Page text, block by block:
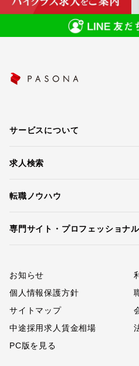
サービスについて
求人検索
転職ノウハウ
専門サイト・プロフェッショナ
お知らせ
個人情報保護方針
サイトマップ
中途採用求人賃金相場
PC版を見る